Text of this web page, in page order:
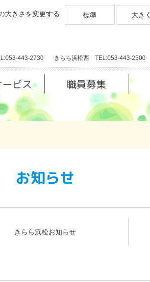
大きさを変更する 標準 大きく
443-2730 きらら浜松西 TEL:053-443-2500
ビス 職員募集
お知らせ
きらら浜松お知らせ